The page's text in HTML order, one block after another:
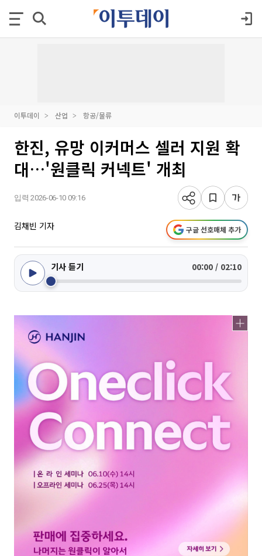
이투데이 산업 항공/물류
한진, 유망 이커머스 셀러 지원 확
대…'원클릭 커넥트' 개최
입력 2026-06-10 09:16
김채빈 기자 구글 선호매체 추가
기사 듣기 00:00 / 02:10